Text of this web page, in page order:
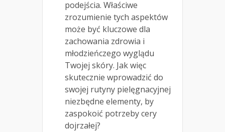
podejścia. Właściwe
zrozumienie tych aspektów
może być kluczowe dla
zachowania zdrowia i
młodzieńczego wyglądu
Twojej skóry. Jak więc
skutecznie wprowadzić do
swojej rutyny pielęgnacyjnej
niezbędne elementy, by
zaspokoić potrzeby cery
dojrzałej?